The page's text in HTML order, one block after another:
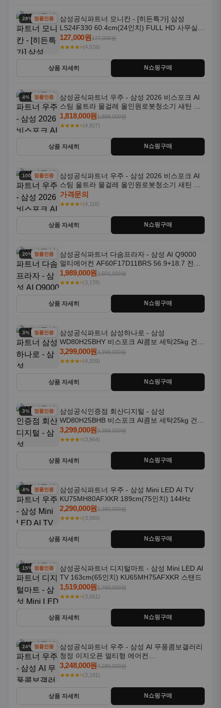
28% 할인정품인증
삼성공식파트너 모니칸 - [히든특가] 삼성
LS24F330 60.4cm(24인치) FULL HD 사무실/
컴퓨터 모니터
127,000원177,000원
★★★★⭐(4,516)
상품 자세히 N쇼핑구매
4% 할인정품인증
삼성공식파트너 우주 - 삼성 2026 비스포크 AI
스팀 울트라 물걸레 올인원로봇청소기 새틴 그
레이지 AAG
1,818,000원1,899,000원
★★★★⭐(4,827)
상품 자세히 N쇼핑구매
100% 할인
정품인증
삼성공식파트너 우주 - 삼성 2026 비스포크 AI
스팀 울트라 물걸레 올인원로봇청소기 새틴 차
콜 AAH
가격문의
★★★★⭐(4,116)
상품 자세히 N쇼핑구매
20% 할인정품인증
삼성공식파트너 다솜프라자 - 삼성 AI Q9000
멀티에어컨 AF60F17D11BRS 56.9+18.7 전국
기본설치포함
1,989,000원2,501,000원
★★★★⭐(3,178)
상품 자세히 N쇼핑구매
3% 할인정품인증
삼성공식파트너 삼성하나로 - 삼성
WD80H25BHY 비스포크 AI콤보 세탁25kg 건조
18kg 26년형 일체형 1등급
3,299,000원3,399,000원
★★★★⭐(4,209)
상품 자세히 N쇼핑구매
3% 할인정품인증
삼성공식인증점 회산디지털 - 삼성
WD80H25BHB 비스포크 AI콤보 세탁25kg 건조
18kg 26년형 일체형 1등급
3,299,000원3,399,000원
★★★★⭐(3,864)
상품 자세히 N쇼핑구매
4% 할인정품인증
삼성공식파트너 우주 - 삼성 Mini LED AI TV
KU75MH80AFXKR 189cm(75인치) 144Hz
2,290,000원2,390,000원
★★★★⭐(3,065)
상품 자세히 N쇼핑구매
15% 할인정품인증
삼성공식파트너 디지털마트 - 삼성 Mini LED AI
TV 163cm(65인치) KU65MH75AFXKR 스탠드
1,519,000원1,790,000원
★★★★⭐(3,061)
상품 자세히 N쇼핑구매
24% 할인정품인증
삼성공식파트너 우주 - 삼성 AI 무풍콤보갤러리
청정 이지오픈 멀티형 에어컨
AF80F17D22WRS 기본설치포함
3,248,000원4,290,000원
★★★★⭐(3,191)
상품 자세히 N쇼핑구매